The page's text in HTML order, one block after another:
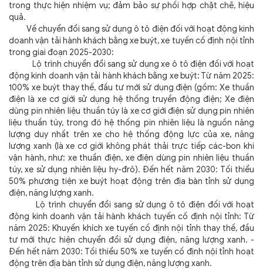
trong thực hiện nhiệm vụ; đảm bảo sự phối hợp chặt chẽ, hiệu
quả.
Về chuyển đổi sang sử dụng ô tô điện đối với hoạt động kinh
doanh vận tải hành khách bằng xe buýt, xe tuyến cố định nội tỉnh
trong giai đoạn 2025-2030:
Lộ trình chuyển đổi sang sử dụng xe ô tô điện đối với hoạt
động kinh doanh vận tải hành khách bằng xe buýt: Từ năm 2025:
100% xe buýt thay thế, đầu tư mới sử dụng điện (gồm: Xe thuần
điện là xe cơ giới sử dụng hệ thống truyền động điện; Xe điện
dùng pin nhiên liệu thuần túy là xe cơ giới điện sử dụng pin nhiên
liệu thuần túy, trong đó hệ thống pin nhiên liệu là nguồn năng
lượng duy nhất trên xe cho hệ thống động lực của xe, năng
lượng xanh (là xe cơ giới không phát thải trực tiếp các-bon khi
vận hành, như: xe thuần điện, xe điện dùng pin nhiên liệu thuần
túy, xe sử dụng nhiên liệu hy-đrô). Đến hết năm 2030: Tối thiểu
50% phương tiện xe buýt hoạt động trên địa bàn tỉnh sử dụng
điện, năng lượng xanh.
Lộ trình chuyển đổi sang sử dụng ô tô điện đối với hoạt
động kinh doanh vận tải hành khách tuyến cố định nội tỉnh: Từ
năm 2025: Khuyến khích xe tuyến cố định nội tỉnh thay thế, đầu
tư mới thực hiện chuyển đổi sử dụng điện, năng lượng xanh. -
Đến hết năm 2030: Tối thiểu 50% xe tuyến cố định nội tỉnh hoạt
động trên địa bàn tỉnh sử dụng điện, năng lượng xanh.